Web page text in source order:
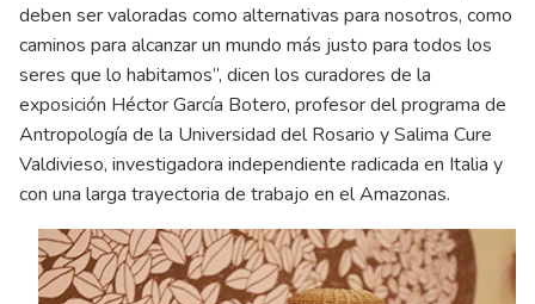
deben ser valoradas como alternativas para nosotros, como
caminos para alcanzar un mundo más justo para todos los
seres que lo habitamos”, dicen los curadores de la
exposición Héctor García Botero, profesor del programa de
Antropología de la Universidad del Rosario y Salima Cure
Valdivieso, investigadora independiente radicada en Italia y
con una larga trayectoria de trabajo en el Amazonas.